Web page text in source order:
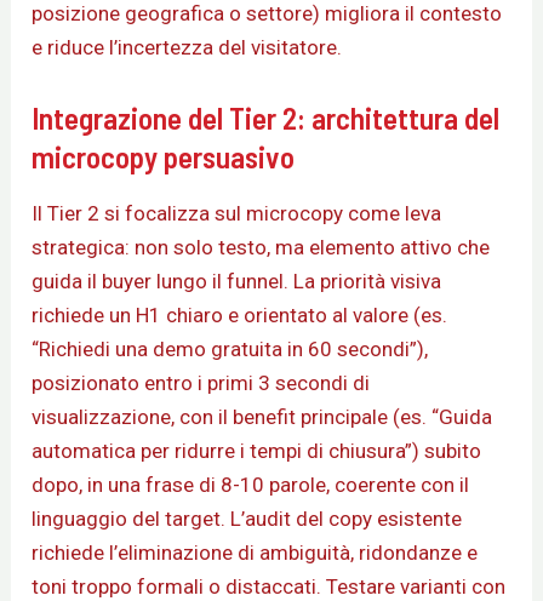
posizione geografica o settore) migliora il contesto
e riduce l’incertezza del visitatore.
Integrazione del Tier 2: architettura del
microcopy persuasivo
Il Tier 2 si focalizza sul microcopy come leva
strategica: non solo testo, ma elemento attivo che
guida il buyer lungo il funnel. La priorità visiva
richiede un H1 chiaro e orientato al valore (es.
“Richiedi una demo gratuita in 60 secondi”),
posizionato entro i primi 3 secondi di
visualizzazione, con il benefit principale (es. “Guida
automatica per ridurre i tempi di chiusura”) subito
dopo, in una frase di 8-10 parole, coerente con il
linguaggio del target. L’audit del copy esistente
richiede l’eliminazione di ambiguità, ridondanze e
toni troppo formali o distaccati. Testare varianti con